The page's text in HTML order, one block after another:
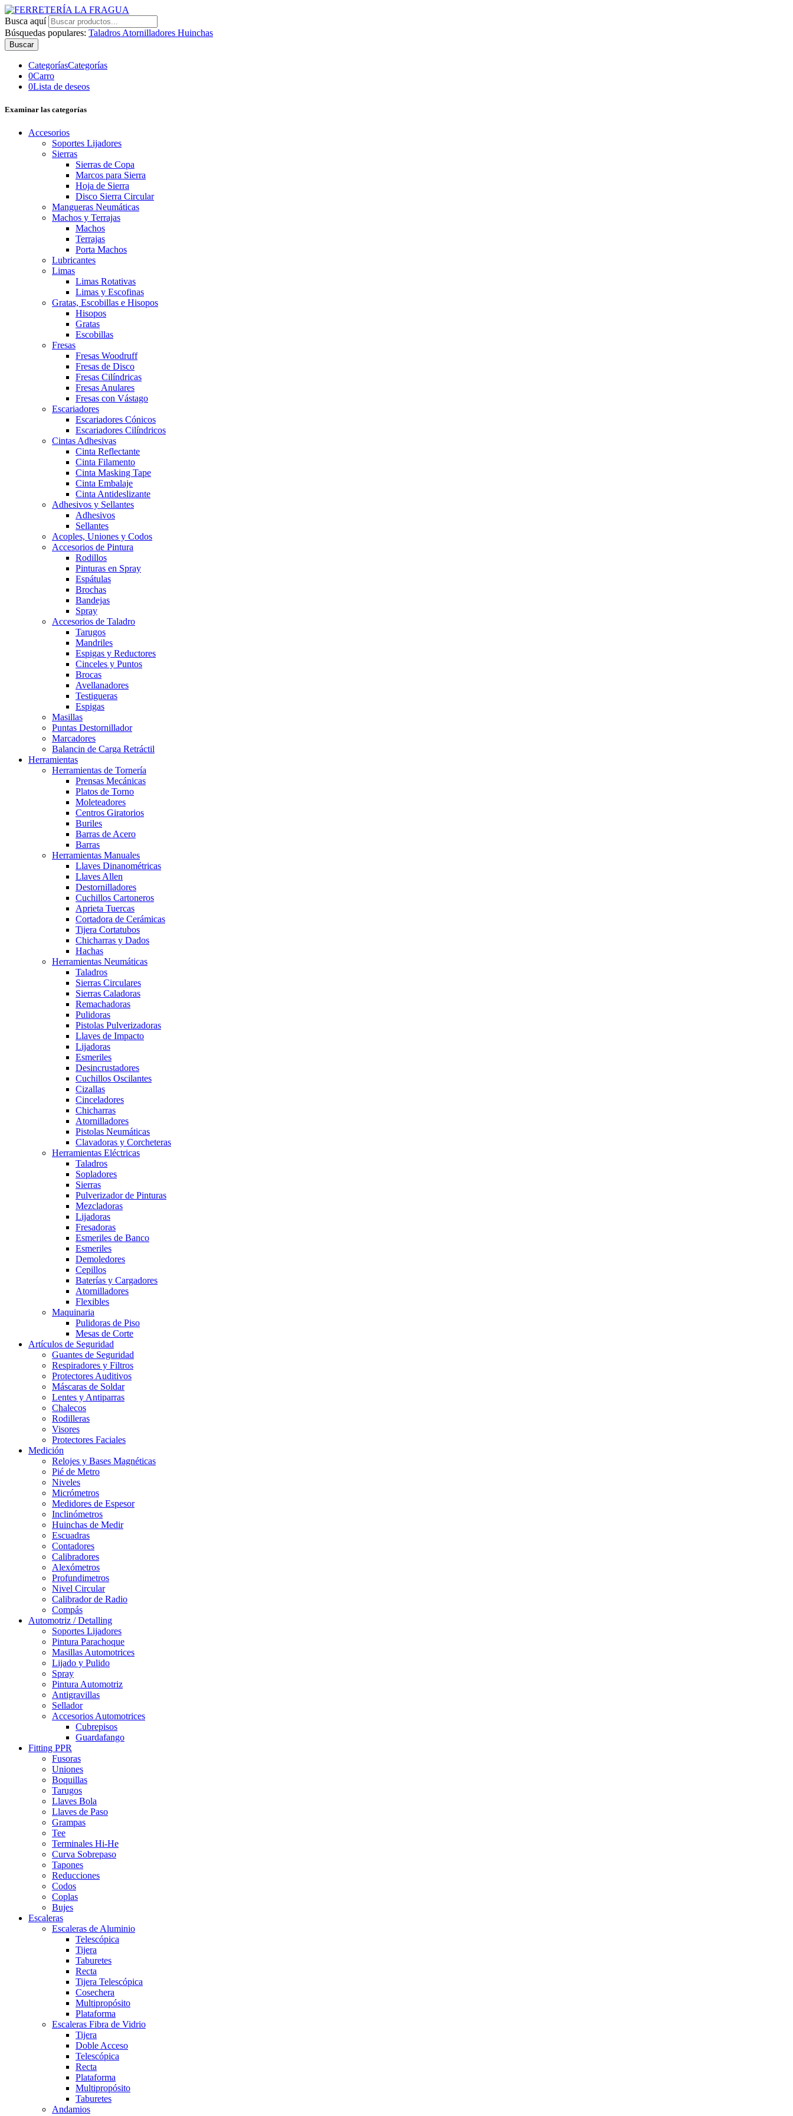
Busca aquí
Búsquedas populares: Taladros Atornilladores Huinchas
Buscar
CategoríasCategorías
0Carro
0Lista de deseos
Examinar las categorías
Accesorios
Soportes Lijadores
Sierras
Sierras de Copa
Marcos para Sierra
Hoja de Sierra
Disco Sierra Circular
Mangueras Neumáticas
Machos y Terrajas
Machos
Terrajas
Porta Machos
Lubricantes
Limas
Limas Rotativas
Limas y Escofinas
Gratas, Escobillas e Hisopos
Hisopos
Gratas
Escobillas
Fresas
Fresas Woodruff
Fresas de Disco
Fresas Cilíndricas
Fresas Anulares
Fresas con Vástago
Escariadores
Escariadores Cónicos
Escariadores Cilíndricos
Cintas Adhesivas
Cinta Reflectante
Cinta Filamento
Cinta Masking Tape
Cinta Embalaje
Cinta Antideslizante
Adhesivos y Sellantes
Adhesivos
Sellantes
Acoples, Uniones y Codos
Accesorios de Pintura
Rodillos
Pinturas en Spray
Espátulas
Brochas
Bandejas
Spray
Accesorios de Taladro
Tarugos
Mandriles
Espigas y Reductores
Cinceles y Puntos
Brocas
Avellanadores
Testigueras
Espigas
Masillas
Puntas Destornillador
Marcadores
Balancin de Carga Retráctil
Herramientas
Herramientas de Tornería
Prensas Mecánicas
Platos de Torno
Moleteadores
Centros Giratorios
Buriles
Barras de Acero
Barras
Herramientas Manuales
Llaves Dinanométricas
Llaves Allen
Destornilladores
Cuchillos Cartoneros
Aprieta Tuercas
Cortadora de Cerámicas
Tijera Cortatubos
Chicharras y Dados
Hachas
Herramientas Neumáticas
Taladros
Sierras Circulares
Sierras Caladoras
Remachadoras
Pulidoras
Pistolas Pulverizadoras
Llaves de Impacto
Lijadoras
Esmeriles
Desincrustadores
Cuchillos Oscilantes
Cizallas
Cinceladores
Chicharras
Atornilladores
Pistolas Neumáticas
Clavadoras y Corcheteras
Herramientas Eléctricas
Taladros
Sopladores
Sierras
Pulverizador de Pinturas
Mezcladoras
Lijadoras
Fresadoras
Esmeriles de Banco
Esmeriles
Demoledores
Cepillos
Baterías y Cargadores
Atornilladores
Flexibles
Maquinaria
Pulidoras de Piso
Mesas de Corte
Artículos de Seguridad
Guantes de Seguridad
Respiradores y Filtros
Protectores Auditivos
Máscaras de Soldar
Lentes y Antiparras
Chalecos
Rodilleras
Visores
Protectores Faciales
Medición
Relojes y Bases Magnéticas
Pié de Metro
Niveles
Micrómetros
Medidores de Espesor
Inclinómetros
Huinchas de Medir
Escuadras
Contadores
Calibradores
Alexómetros
Profundimetros
Nivel Circular
Calibrador de Radio
Compás
Automotriz / Detalling
Soportes Lijadores
Pintura Parachoque
Masillas Automotrices
Lijado y Pulido
Spray
Pintura Automotriz
Antigravillas
Sellador
Accesorios Automotrices
Cubrepisos
Guardafango
Fitting PPR
Fusoras
Uniones
Boquillas
Tarugos
Llaves Bola
Llaves de Paso
Grampas
Tee
Terminales Hi-He
Curva Sobrepaso
Tapones
Reducciones
Codos
Coplas
Bujes
Escaleras
Escaleras de Aluminio
Telescópica
Tijera
Taburetes
Recta
Tijera Telescópica
Cosechera
Multipropósito
Plataforma
Escaleras Fibra de Vidrio
Tijera
Doble Acceso
Telescópica
Recta
Plataforma
Multipropósito
Taburetes
Andamios